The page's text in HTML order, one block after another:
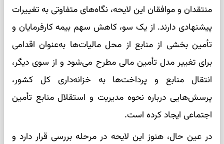
منتقدان و موافقان این لایحه، نگاه‌های متفاوتی به تغییرات
پیشنهادی دارند. از یک سو، کاهش سهم بیمه کارفرمایان و
تأمین بخشی از منابع از محل مالیات‌ها به‌عنوان اقدامی
برای تغییر مدل تأمین مالی مطرح می‌شود و از سوی دیگر،
انتقال منابع و پرداخت‌ها به خزانه‌داری کل کشور،
پرسش‌هایی درباره نحوه مدیریت و استقلال منابع تأمین
اجتماعی ایجاد کرده است.
در عین حال، هنوز این لایحه در مرحله بررسی قرار دارد و